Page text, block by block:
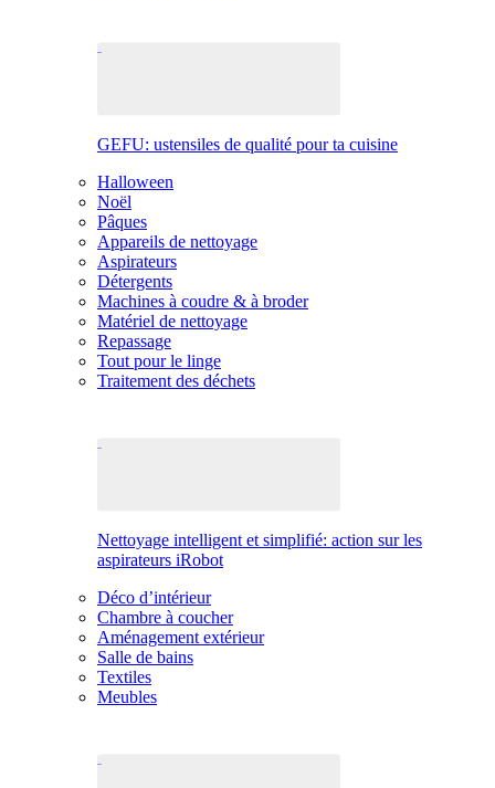
GEFU: ustensiles de qualité pour ta cuisine
Halloween
Noël
Pâques
Appareils de nettoyage
Aspirateurs
Détergents
Machines à coudre & à broder
Matériel de nettoyage
Repassage
Tout pour le linge
Traitement des déchets
Nettoyage intelligent et simplifié: action sur les
aspirateurs iRobot
Déco d’intérieur
Chambre à coucher
Aménagement extérieur
Salle de bains
Textiles
Meubles